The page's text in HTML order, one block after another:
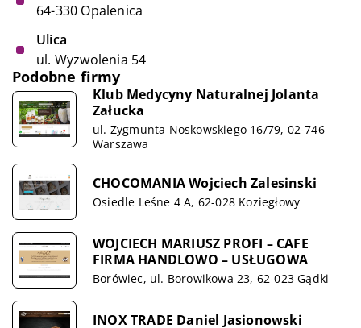
64-330 Opalenica
Ulica
ul. Wyzwolenia 54
Podobne firmy
Klub Medycyny Naturalnej Jolanta
Załucka
ul. Zygmunta Noskowskiego 16/79, 02-746
Warszawa
CHOCOMANIA Wojciech Zalesinski
Osiedle Leśne 4 A, 62-028 Koziegłowy
WOJCIECH MARIUSZ PROFI – CAFE
FIRMA HANDLOWO – USŁUGOWA
Borówiec, ul. Borowikowa 23, 62-023 Gądki
INOX TRADE Daniel Jasionowski